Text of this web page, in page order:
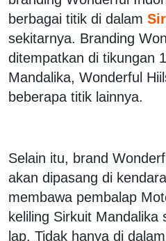
berbagai titik di dalam
sekitarnya. Branding
ditempatkan di tikungan
Mandalika, Wonderful
beberapa titik lainnya.
Selain itu, brand
akan dipasang di
membawa pembalap
keliling Sirkuit
lap. Tidak hanya di